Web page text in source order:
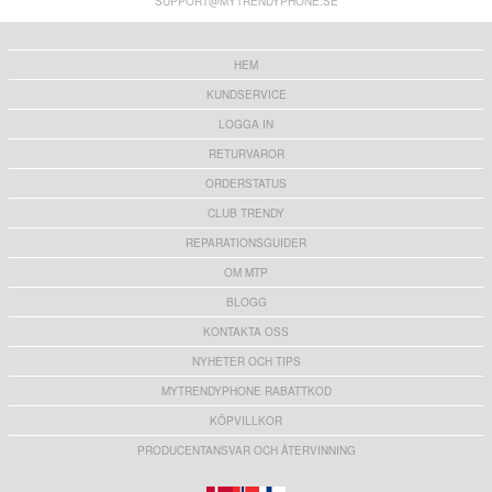
HEM
KUNDSERVICE
LOGGA IN
RETURVAROR
ORDERSTATUS
CLUB TRENDY
REPARATIONSGUIDER
OM MTP
BLOGG
KONTAKTA OSS
NYHETER OCH TIPS
MYTRENDYPHONE RABATTKOD
KÖPVILLKOR
PRODUCENTANSVAR OCH ÅTERVINNING